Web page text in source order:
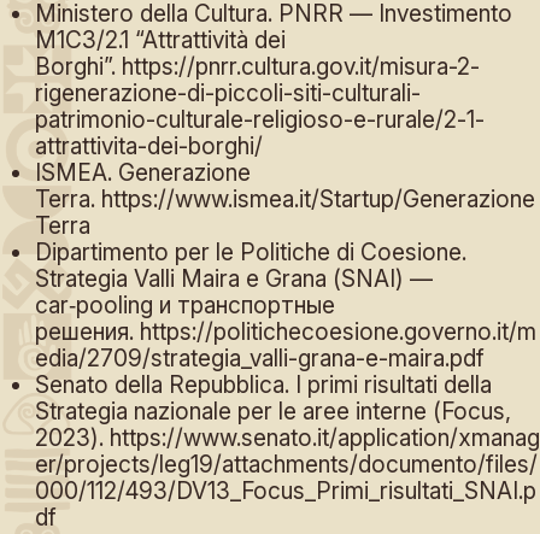
Ministero della Cultura. PNRR — Investimento
M1C3/2.1 “Attrattività dei
Borghi”. https://pnrr.cultura.gov.it/misura-2-
rigenerazione-di-piccoli-siti-culturali-
patrimonio-culturale-religioso-e-rurale/2-1-
attrattivita-dei-borghi/
ISMEA. Generazione
Terra. https://www.ismea.it/Startup/Generazione
Terra
Dipartimento per le Politiche di Coesione.
Strategia Valli Maira e Grana (SNAI) —
car‑pooling и транспортные
решения. https://politichecoesione.governo.it/m
edia/2709/strategia_valli-grana-e-maira.pdf
Senato della Repubblica. I primi risultati della
Strategia nazionale per le aree interne (Focus,
2023). https://www.senato.it/application/xmanag
er/projects/leg19/attachments/documento/files/
000/112/493/DV13_Focus_Primi_risultati_SNAI.p
df